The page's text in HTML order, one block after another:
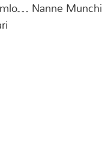
Nanne Munchi